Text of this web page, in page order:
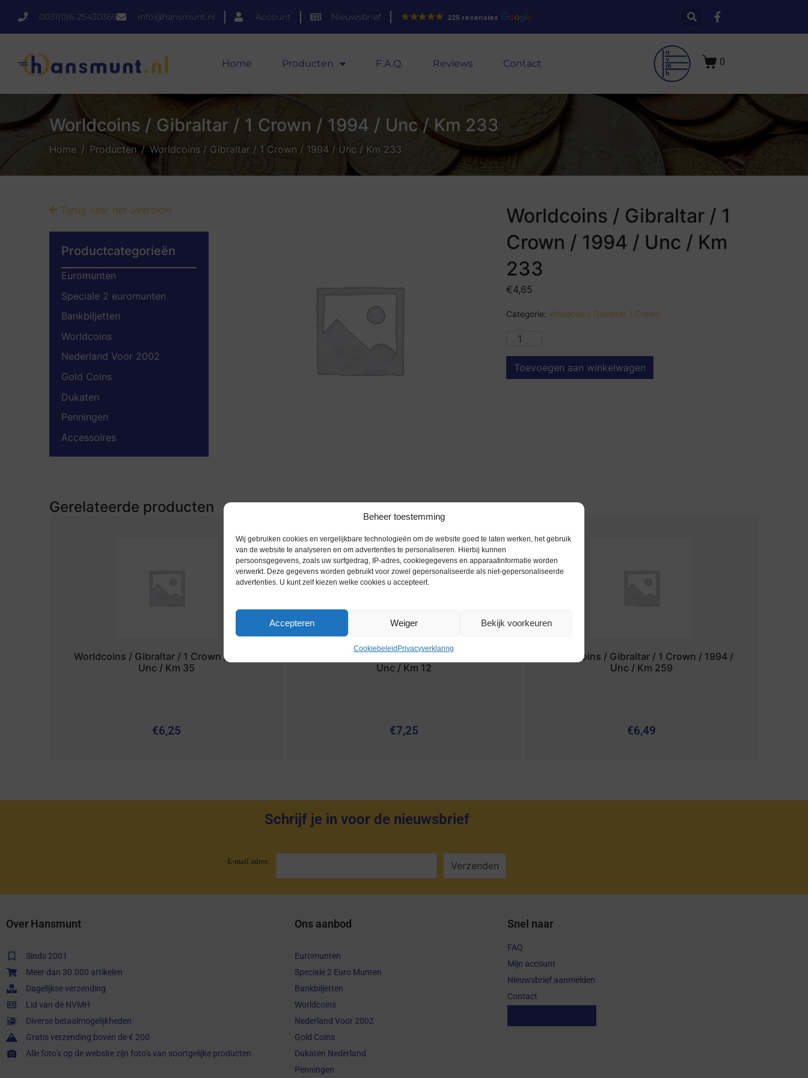
Beheer toestemming
Wij gebruiken cookies en vergelijkbare technologieën om de website goed te laten werken, het gebruik
van de website te analyseren en om advertenties te personaliseren. Hierbij kunnen
persoonsgegevens, zoals uw surfgedrag, IP-adres, cookiegegevens en apparaatinformatie worden
verwerkt. Deze gegevens worden gebruikt voor zowel gepersonaliseerde als niet-gepersonaliseerde
advertenties. U kunt zelf kiezen welke cookies u accepteert.
Accepteren Weiger Bekijk voorkeuren
Cookiebeleid Privacyverklaring
0031(0)6-25430369 info@hansmunt.nl Account Nieuwsbrief 225 recensies
Home Producten F.A.Q. Reviews Contact 0
Worldcoins / Gibraltar / 1 Crown / 1994 / Unc / Km 233
Home Producten Worldcoins / Gibraltar / 1 Crown / 1994 / Unc / Km 233
Worldcoins / Gibraltar / 1
Crown / 1994 / Unc / Km
233
€4,65
Categorie: Worldcoins Gibraltar 1 Crown
Toevoegen aan winkelwagen
Terug naar het overzicht
Productcategorieën
Euromunten
Speciale 2 euromunten
Bankbiljetten
Worldcoins
Nederland Voor 2002
Gold Coins
Dukaten
Penningen
Accessoires
Gerelateerde producten
Worldcoins / Gibraltar / 1 Crown / 1990 /
Unc / Km 35
€6,25
Unc / Km 12
€7,25
Worldcoins / Gibraltar / 1 Crown / 1994 /
Unc / Km 259
€6,49
Schrijf je in voor de nieuwsbrief
E-mail adres:
Over Hansmunt
Sinds 2001
Meer dan 30.000 artikelen
Dagelijkse verzending
Lid van de NVMH
Diverse betaalmogelijkheden
Gratis verzending boven de € 200
Alle foto’s op de website zijn foto’s van soortgelijke producten
Ons aanbod
Euromunten
Speciale 2 Euro Munten
Bankbiljetten
Worldcoins
Nederland Voor 2002
Gold Coins
Dukaten Nederland
Penningen
Snel naar
FAQ
Mijn account
Nieuwsbrief aanmelden
Contact